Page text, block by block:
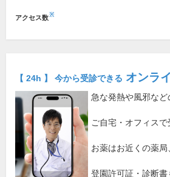
アクセス数※
【 24h 】 今から受診できる オンラ
急な発熱や風邪など
ご自宅・オフィス
お薬はお近くの薬
登園許可証・診断書